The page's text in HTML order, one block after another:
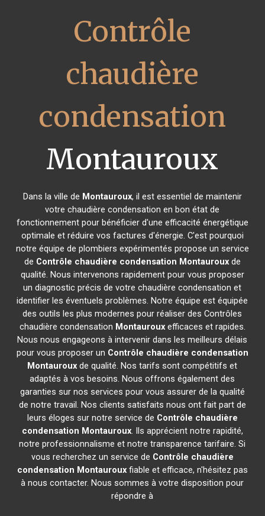
Contrôle
chaudière
condensation
Montauroux
Dans la ville de Montauroux, il est essentiel de maintenir
votre chaudière condensation en bon état de
fonctionnement pour bénéficier d'une efficacité énergétique
optimale et réduire vos factures d'énergie. C'est pourquoi
notre équipe de plombiers expérimentés propose un service
de Contrôle chaudière condensation Montaurouxde
qualité. Nous intervenons rapidement pour vous proposer
un diagnostic précis de votre chaudière condensation et
identifier les éventuels problèmes. Notre équipe est équipée
des outils les plus modernes pour réaliser des Contrôles
chaudière condensation Montaurouxefficaces et rapides.
Nous nous engageons à intervenir dans les meilleurs délais
pour vous proposer un Contrôle chaudière condensation
Montauroux de qualité. Nos tarifs sont compétitifs et
adaptés à vos besoins. Nous offrons également des
garanties sur nos services pour vous assurer de la qualité
de notre travail. Nos clients satisfaits nous ont fait part de
leurs éloges sur notre service de Contrôle chaudière
condensation Montauroux. Ils apprécient notre rapidité,
notre professionnalisme et notre transparence tarifaire. Si
vous recherchez un service de Contrôle chaudière
condensation Montaurouxfiable et efficace, n'hésitez pas
à nous contacter. Nous sommes à votre disposition pour
répondre à